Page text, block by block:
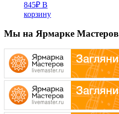
845₽ В
корзину
Мы на Ярмарке Мастеров